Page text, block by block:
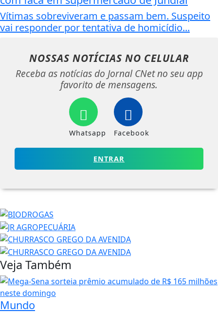
Vítimas sobreviveram e passam bem. Suspeito
vai responder por tentativa de homicídio...
NOSSAS NOTÍCIAS NO CELULAR
Receba as notícias do Jornal CNet no seu app
favorito de mensagens.
Whatsapp Facebook
ENTRAR
Veja Também
Mundo